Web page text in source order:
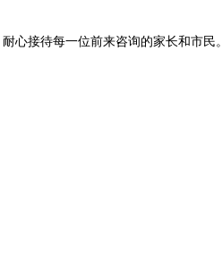
心接待每一位前来咨询的家长和市民。